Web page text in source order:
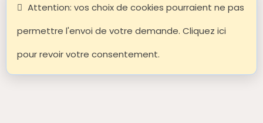
Attention: vos choix de cookies pourraient ne pas
permettre l'envoi de votre demande. Cliquez ici
pour revoir votre consentement.